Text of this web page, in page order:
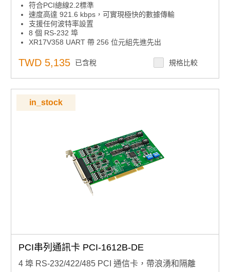
符合PCI總線2.2標準
速度高達 921.6 kbps，可實現極快的數據傳輸
支援任何波特率設置
8 個 RS-232 埠
XR17V358 UART 帶 256 位元組先進先出
TWD 5,135 已含稅 規格比較
in_stock
PCI串列通訊卡 PCI-1612B-DE
4 埠 RS-232/422/485 PCI 通信卡，帶浪湧和隔離